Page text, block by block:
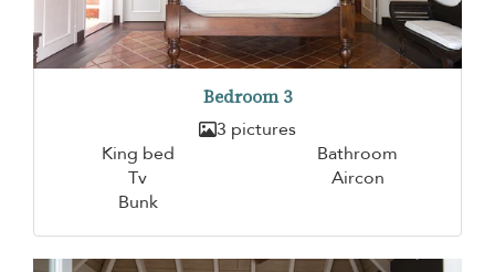
Bedroom 3
3 pictures
King bed
Bathroom
Tv
Aircon
Bunk